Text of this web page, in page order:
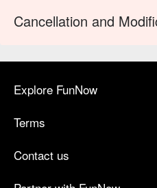
Cancellation and
Explore FunNow
Terms
Contact us